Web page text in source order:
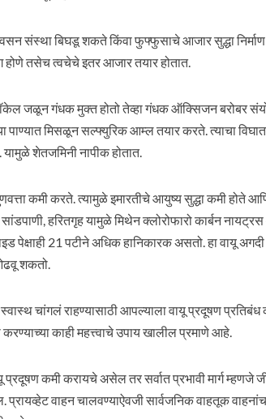
संस्था बिघडू शकते किंवा फुफ्फुसाचे आजार सुद्धा
तसेच त्वचेचे इतर आजार तयार होतात.
जळून गंधक मुक्त होतो तेव्हा गंधक ऑक्सिजन बरोबर
पाण्यात मिसळून सल्फ्युरिक आम्ल तयार करते. त्याचा
शेतजमिनी नापीक होतात.
कमी करते. त्यामुळे इमारतीचे आयुष्य सुद्धा कमी होते
सांडपाणी, हरितगृह यामुळे मिथेन क्लोरोफारो कार्बन
पेक्षाही 21 पटीने अधिक हानिकारक असतो. हा वायू
शकतो.
चांगलं राहण्यासाठी आपल्याला वायू प्रदूषण प्रतिबंध
काही महत्त्वाचे उपाय खालील प्रमाणे आहे.
प्रदूषण कमी करायचे असेल तर सर्वात प्रभावी मार्ग
प्रायव्हेट वाहन चालवण्याऐवजी सार्वजनिक वाहतूक